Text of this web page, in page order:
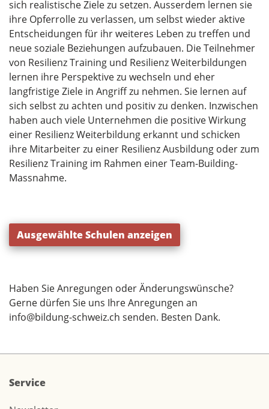
sich realistische Ziele zu setzen. Ausserdem lernen sie
ihre Opferrolle zu verlassen, um selbst wieder aktive
Entscheidungen für ihr weiteres Leben zu treffen und
neue soziale Beziehungen aufzubauen. Die Teilnehmer
von Resilienz Training und Resilienz Weiterbildungen
lernen ihre Perspektive zu wechseln und eher
langfristige Ziele in Angriff zu nehmen. Sie lernen auf
sich selbst zu achten und positiv zu denken. Inzwischen
haben auch viele Unternehmen die positive Wirkung
einer Resilienz Weiterbildung erkannt und schicken
ihre Mitarbeiter zu einer Resilienz Ausbildung oder zum
Resilienz Training im Rahmen einer Team-Building-
Massnahme.
Ausgewählte Schulen anzeigen
Haben Sie Anregungen oder Änderungswünsche?
Gerne dürfen Sie uns Ihre Anregungen an
info@bildung-schweiz.ch senden. Besten Dank.
Service